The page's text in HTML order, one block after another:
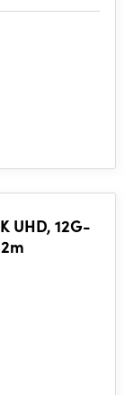
UHD, 12G-